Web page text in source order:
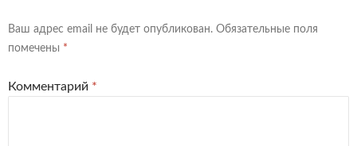
Ваш адрес email не будет опубликован. Обязательные поля
помечены *
Комментарий *